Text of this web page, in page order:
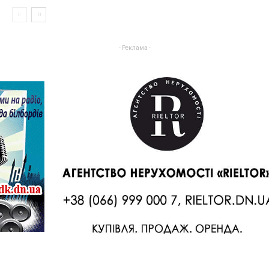
- Реклама -